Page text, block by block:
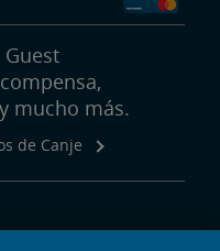
mucho más.
de Canje